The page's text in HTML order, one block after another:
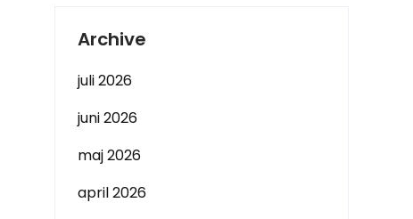
Archive
juli 2026
juni 2026
maj 2026
april 2026